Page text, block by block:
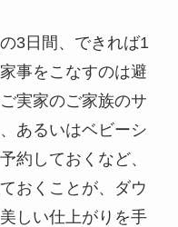
3日間、できれば1
事をこなすのは避
実家のご家族のサ
あるいはベビーシ
約しておくなど、
おくことが、ダウ
しい仕上がりを手